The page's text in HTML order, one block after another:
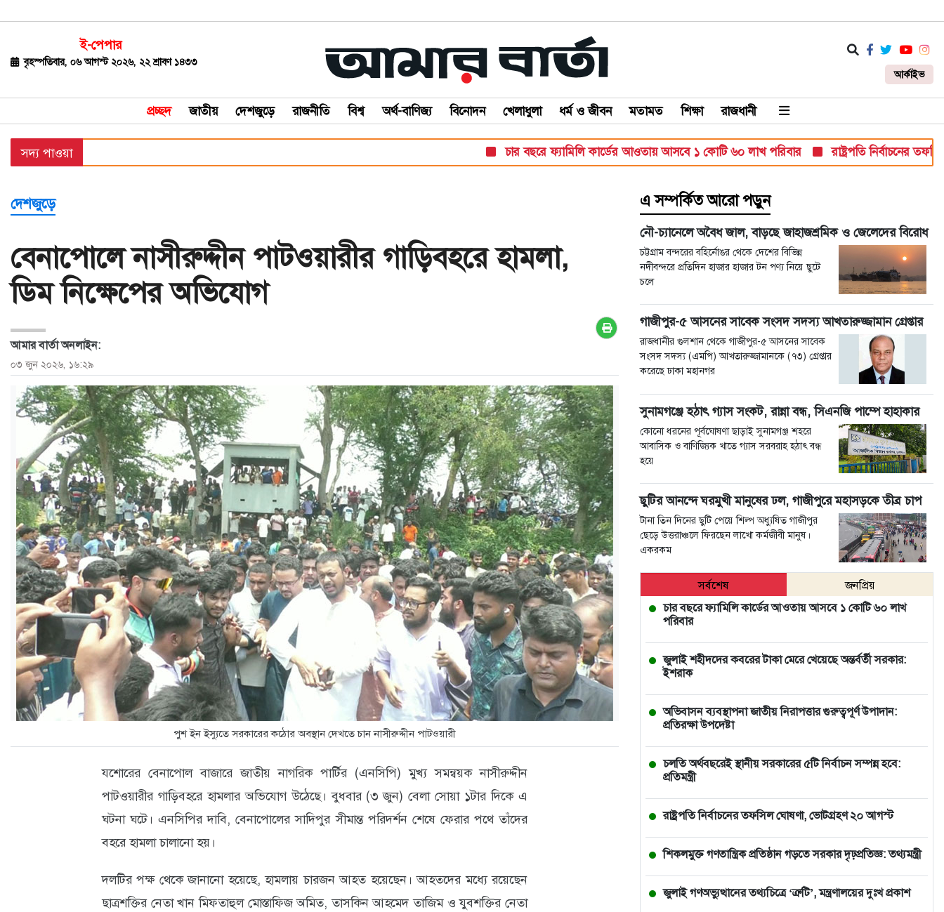
ই-পেপার
বৃহস্পতিবার, ০৬ আগস্ট ২০২৬, ২২ শ্রাবণ ১৪৩৩
আর্কাইভ
প্রচ্ছদ জাতীয় দেশজুড়ে রাজনীতি বিশ্ব অর্থ-বাণিজ্য বিনোদন খেলাধুলা ধর্ম ও জীবন মতামত শিক্ষা রাজধানী
জাতীয়
রাজনীতি
বিশ্ব
বাণিজ্য
বিনোদন
খেলাধুলা
ও
জীবন
মতামত
শিক্ষা
রাজধানী
আইন-
আদালত
ক্যাম্পাস
আজকের
পত্রিকা
ক্যারিয়ার
তথ্যপ্রযুক্তি
লাইফস্টাইল
সদ্য পাওয়া চার বছরে ফ্যামিলি কার্ডের আওতায় আসবে ১ কোটি ৬০ লাখ পরিবার রাষ্ট্রপতি নির্বাচনের তফসিল
দেশজুড়ে
বেনাপোলে নাসীরুদ্দীন পাটওয়ারীর গাড়িবহরে হামলা,
ডিম নিক্ষেপের অভিযোগ
আমার বার্তা অনলাইন:
০৩ জুন ২০২৬, ১৬:২৯
পুশ ইন ইস্যুতে সরকারের কঠোর অবস্থান দেখতে চান নাসীরুদ্দীন পাটওয়ারী
যশোরের বেনাপোল বাজারে জাতীয় নাগরিক পার্টির (এনসিপি) মুখ্য সমন্বয়ক নাসীরুদ্দীন
পাটওয়ারীর গাড়িবহরে হামলার অভিযোগ উঠেছে। বুধবার (৩ জুন) বেলা সোয়া ১টার দিকে এ
ঘটনা ঘটে। এনসিপির দাবি, বেনাপোলের সাদিপুর সীমান্ত পরিদর্শন শেষে ফেরার পথে তাঁদের
বহরে হামলা চালানো হয়।
দলটির পক্ষ থেকে জানানো হয়েছে, হামলায় চারজন আহত হয়েছেন। আহতদের মধ্যে রয়েছেন
ছাত্রশক্তির নেতা খান মিফতাহুল মোস্তাফিজ অমিত, তাসকিন আহমেদ তাজিম ও যুবশক্তির নেতা
এ সম্পর্কিত আরো পড়ুন
নৌ-চ্যানেলে অবৈধ জাল, বাড়ছে জাহাজশ্রমিক ও জেলেদের বিরোধ
চট্টগ্রাম বন্দরের বহির্নোঙর থেকে দেশের বিভিন্ন
নদীবন্দরে প্রতিদিন হাজার হাজার টন পণ্য নিয়ে ছুটে
চলে
গাজীপুর-৫ আসনের সাবেক সংসদ সদস্য আখতারুজ্জামান গ্রেপ্তার
রাজধানীর গুলশান থেকে গাজীপুর-৫ আসনের সাবেক
সংসদ সদস্য (এমপি) আখতারুজ্জামানকে (৭৩) গ্রেপ্তার
করেছে ঢাকা মহানগর
সুনামগঞ্জে হঠাৎ গ্যাস সংকট, রান্না বন্ধ, সিএনজি পাম্পে হাহাকার
কোনো ধরনের পূর্বঘোষণা ছাড়াই সুনামগঞ্জ শহরে
আবাসিক ও বাণিজ্যিক খাতে গ্যাস সরবরাহ হঠাৎ বন্ধ
হয়ে
ছুটির আনন্দে ঘরমুখী মানুষের ঢল, গাজীপুরে মহাসড়কে তীব্র চাপ
টানা তিন দিনের ছুটি পেয়ে শিল্প অধ্যুষিত গাজীপুর
ছেড়ে উত্তরাঞ্চলে ফিরছেন লাখো কর্মজীবী মানুষ।
একরকম
সর্বশেষ
জনপ্রিয়
চার বছরে ফ্যামিলি কার্ডের আওতায় আসবে ১ কোটি ৬০ লাখ
পরিবার
জুলাই শহীদদের কবরের টাকা মেরে খেয়েছে অন্তর্বর্তী সরকার:
ইশরাক
অভিবাসন ব্যবস্থাপনা জাতীয় নিরাপত্তার গুরুত্বপূর্ণ উপাদান:
প্রতিরক্ষা উপদেষ্টা
চলতি অর্থবছরেই স্থানীয় সরকারের ৫টি নির্বাচন সম্পন্ন হবে:
প্রতিমন্ত্রী
রাষ্ট্রপতি নির্বাচনের তফসিল ঘোষণা, ভোটগ্রহণ ২০ আগস্ট
শিকলমুক্ত গণতান্ত্রিক প্রতিষ্ঠান গড়তে সরকার দৃঢ়প্রতিজ্ঞ: তথ্যমন্ত্রী
জুলাই গণঅভ্যুত্থানের তথ্যচিত্রে ‘ত্রুটি’, মন্ত্রণালয়ের দুঃখ প্রকাশ